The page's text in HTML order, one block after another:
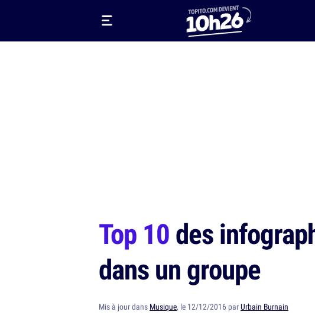
Top 10des
dans un groupe
Mis à jour dans Musique, le 12/12/2016 parUrbain Burnain